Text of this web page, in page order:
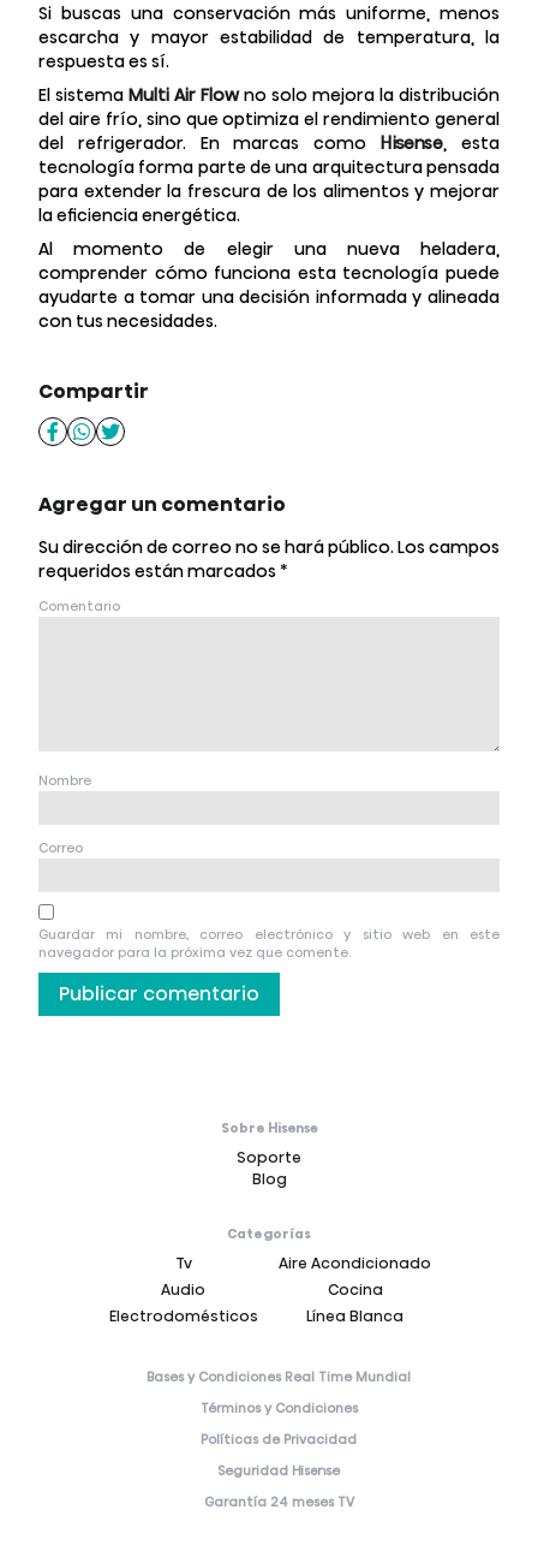
Si buscas una conservación más uniforme, menos
escarcha y mayor estabilidad de temperatura, la
respuesta es sí.
El sistema Multi Air Flowno solo mejora la distribución
del aire frío, sino que optimiza el rendimiento general
del refrigerador. En marcas comoHisense, esta
tecnología forma parte de una arquitectura pensada
para extender la frescura de los alimentos y mejorar
la eficiencia energética.
Al momento de elegir una nueva heladera,
comprender cómo funciona esta tecnología puede
ayudarte a tomar una decisión informada y alineada
con tus necesidades.
Compartir
Agregar un comentario
Su dirección de correo no se hará público. Los campos
requeridos están marcados *
Comentario
Nombre
Correo
Guardar mi nombre, correo electrónico y sitio web en este
navegador para la próxima vez que comente.
Sobre Hisense
Soporte
Blog
Categorías
Tv
Aire Acondicionado
Audio
Cocina
Electrodomésticos
Línea Blanca
Bases y Condiciones Real Time Mundial
Términos y Condiciones
Políticas de Privacidad
Seguridad Hisense
Garantía 24 meses TV